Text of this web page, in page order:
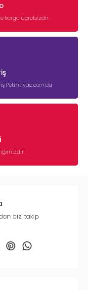
kargo ücretsizdir.
Petihtiyac.com’da
bizi takip